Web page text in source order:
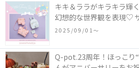
キキ＆ララがキラキラ輝
幻想的な世界観を表現♡
ツインスターズ』50周年
2025/09/01〜
Q-pot.23周年！ほっこり